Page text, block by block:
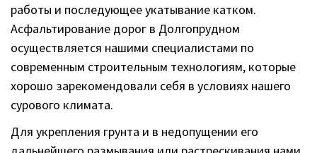
работы и последующее укатывание катком.
Асфальтирование дорог в Долгопрудном
осуществляется нашими специалистами по
современным строительным технологиям, которые
хорошо зарекомендовали себя в условиях нашего
сурового климата.
Для укрепления грунта и в недопущении его